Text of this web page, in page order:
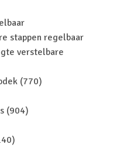
stappen regelbaar
verstelbare
(770)
(904)